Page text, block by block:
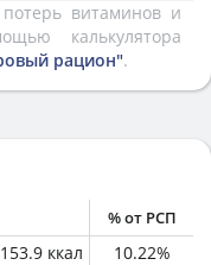
витаминов и
калькулятора
рацион".
% от РСП
153.9 ккал 10.22%